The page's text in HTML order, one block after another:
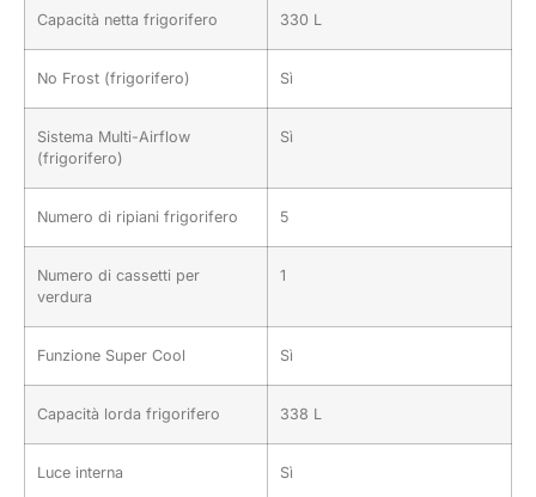
Capacità netta frigorifero 330 L
No Frost (frigorifero) Sì
Sistema Multi-Airflow
(frigorifero)
Sì
Numero di ripiani frigorifero 5
Numero di cassetti per
verdura
1
Funzione Super Cool Sì
Capacità lorda frigorifero 338 L
Luce interna Sì